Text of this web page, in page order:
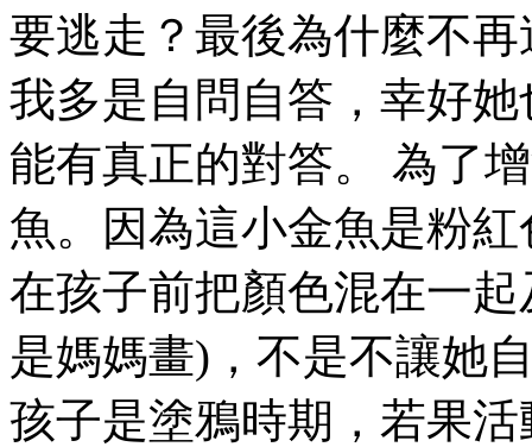
要逃走？最後為什麼不
我多是自問自答，幸好
能有真正的對答。 為了
魚。因為這小金魚是粉
在孩子前把顏色混在一
是媽媽畫)，不是不讓她
孩子是塗鴉時期，若果